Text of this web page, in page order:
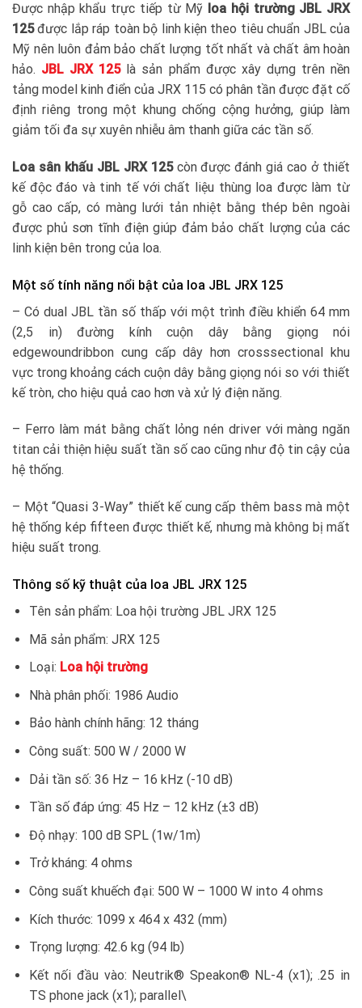
Được nhập khẩu trực tiếp từ Mỹ loa hội trường JBL JRX
125được lắp ráp toàn bộ linh kiện theo tiêu chuẩn JBL của
Mỹ nên luôn đảm bảo chất lượng tốt nhất và chất âm hoàn
hảo. JBL JRX 125là sản phẩm được xây dựng trên nền
tảng model kinh điển của JRX 115 có phân tần được đặt cố
định riêng trong một khung chống cộng hưởng, giúp làm
giảm tối đa sự xuyên nhiễu âm thanh giữa các tần số.
Loa sân khấu JBL JRX 125còn được đánh giá cao ở thiết
kế độc đáo và tinh tế với chất liệu thùng loa được làm từ
gỗ cao cấp, có màng lưới tản nhiệt bằng thép bên ngoài
được phủ sơn tĩnh điện giúp đảm bảo chất lượng của các
linh kiện bên trong của loa.
Một số tính năng nổi bật của loa JBL JRX 125
– Có dual JBL tần số thấp với một trình điều khiển 64 mm
(2,5 in) đường kính cuộn dây bằng giọng nói
edgewoundribbon cung cấp dây hơn crosssectional khu
vực trong khoảng cách cuộn dây bằng giọng nói so với thiết
kế tròn, cho hiệu quả cao hơn và xử lý điện năng.
– Ferro làm mát bằng chất lỏng nén driver với màng ngăn
titan cải thiện hiệu suất tần số cao cũng như độ tin cậy của
hệ thống.
– Một “Quasi 3-Way” thiết kế cung cấp thêm bass mà một
hệ thống kép fifteen được thiết kế, nhưng mà không bị mất
hiệu suất trong.
Thông số kỹ thuật của loa JBL JRX 125
Tên sản phẩm: Loa hội trường JBL JRX 125
Mã sản phẩm: JRX 125
Loại: Loa hội trường
Nhà phân phối: 1986 Audio
Bảo hành chính hãng: 12 tháng
Công suất: 500 W / 2000 W
Dải tần số: 36 Hz – 16 kHz (-10 dB)
Tần số đáp ứng: 45 Hz – 12 kHz (±3 dB)
Độ nhạy: 100 dB SPL (1w/1m)
Trở kháng: 4 ohms
Công suất khuếch đại: 500 W – 1000 W into 4 ohms
Kích thước: 1099 x 464 x 432 (mm)
Trọng lượng: 42.6 kg (94 lb)
Kết nối đầu vào: Neutrik® Speakon® NL-4 (x1); .25 in
TS phone jack (x1); parallel\